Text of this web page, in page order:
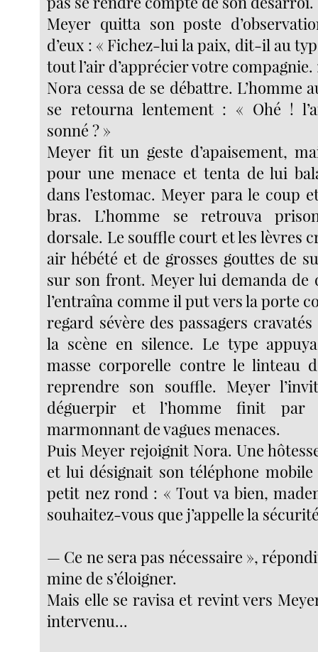
Meyer quitta son poste
d’eux : « Fichez-lui la paix, dit-il au
tout l’air d’apprécier votre compagnie.
Nora cessa de se débattre. L’homme
se retourna lentement : « Ohé !
sonné ? »
Meyer fit un geste d’apaisement,
pour une menace et tenta de lui
dans l’estomac. Meyer para le coup
bras. L’homme se retrouva
dorsale. Le souffle court et les lèvres
air hébété et de grosses gouttes de
sur son front. Meyer lui demanda de
l’entraîna comme il put vers la porte
regard sévère des passagers
la scène en silence. Le type
masse corporelle contre le linteau
reprendre son souffle. Meyer
déguerpir et l’homme finit
marmonnant de vagues menaces.
Puis Meyer rejoignit Nora. Une
et lui désignait son téléphone
petit nez rond : « Tout va bien,
souhaitez-vous que j’appelle la
— Ce ne sera pas nécessaire »,
mine de s’éloigner.
Mais elle se ravisa et revint vers
intervenu...